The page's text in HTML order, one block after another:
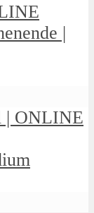
|
| ONLINE